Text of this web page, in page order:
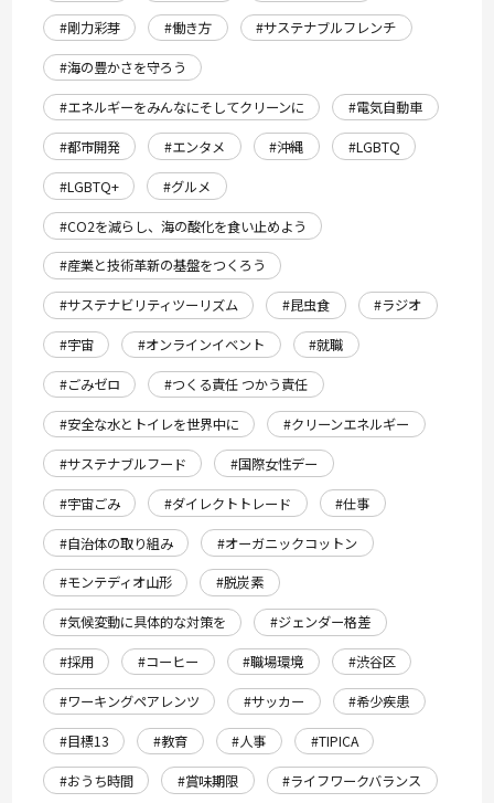
#剛力彩芽
#働き方
#サステナブルフレンチ
#海の豊かさを守ろう
#エネルギーをみんなにそしてクリーンに
#電気自動車
#都市開発
#エンタメ #沖縄
#LGBTQ
#LGBTQ+
#グルメ
#CO2を減らし、海の酸化を食い止めよう
#産業と技術革新の基盤をつくろう
#サステナビリティツーリズム
#昆虫食
#ラジオ
#宇宙
#オンラインイベント
#就職
#ごみゼロ
#つくる責任 つかう責任
#安全な水とトイレを世界中に
#クリーンエネルギー
#サステナブルフード
#国際女性デー
#宇宙ごみ
#ダイレクトトレード
#仕事
#自治体の取り組み
#オーガニックコットン
#モンテディオ山形
#脱炭素
#気候変動に具体的な対策を
#ジェンダー格差
#採用
#コーヒー #職場環境
#渋谷区
#ワーキングペアレンツ
#サッカー
#希少疾患
#目標13
#教育 #人事
#TIPICA
#おうち時間
#賞味期限
#ライフワークバランス